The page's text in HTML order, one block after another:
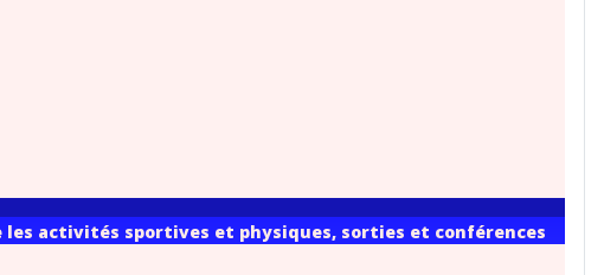
les activités sportives et physiques, sorties et conférences